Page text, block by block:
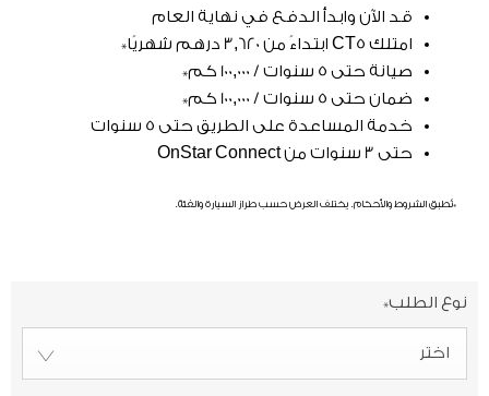
قد الآن وابدأ الدفع في نهاية العام
امتلك CT5 ابتداءً من 3,620 درهم شهريًا*
صيانة حتى 5 سنوات / 100,000 كم*
ضمان حتى 5 سنوات / 100,000 كم*
خدمة المساعدة على الطريق حتى 5 سنوات
حتى 3 سنوات من OnStar Connect
*تُطبق الشروط والأحكام. يختلف العرض حسب طراز السيارة والفئة.
نوع الطلب*
اختر